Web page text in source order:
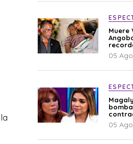
Muere
de la
05
Bella
05